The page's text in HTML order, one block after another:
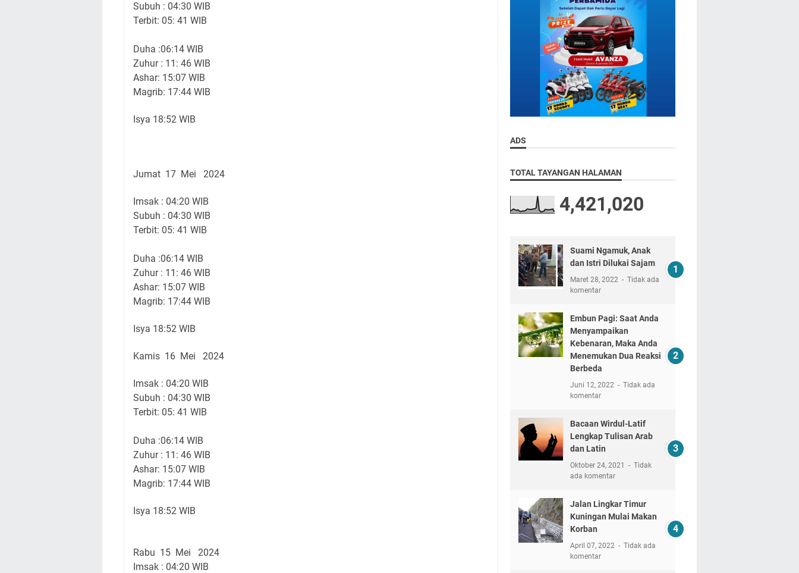
Subuh : 04:30 WIB
Terbit: 05: 41 WIB
Duha :06:14 WIB
Zuhur : 11: 46 WIB
Ashar: 15:07 WIB
Magrib: 17:44 WIB
Isya 18:52 WIB
Jumat 17 Mei 2024
Imsak : 04:20 WIB
Subuh : 04:30 WIB
Terbit: 05: 41 WIB
Duha :06:14 WIB
Zuhur : 11: 46 WIB
Ashar: 15:07 WIB
Magrib: 17:44 WIB
Isya 18:52 WIB
Kamis 16 Mei 2024
Imsak : 04:20 WIB
Subuh : 04:30 WIB
Terbit: 05: 41 WIB
Duha :06:14 WIB
Zuhur : 11: 46 WIB
Ashar: 15:07 WIB
Magrib: 17:44 WIB
Isya 18:52 WIB
Rabu 15 Mei 2024
Imsak : 04:20 WIB
ADS
TOTAL TAYANGAN HALAMAN
4,421,020
Suami Ngamuk, Anak
dan Istri Dilukai Sajam
Maret 28, 2022
Tidak ada
komentar
Embun Pagi: Saat Anda
Menyampaikan
Kebenaran, Maka Anda
Menemukan Dua Reaksi
Berbeda
Juni 12, 2022
Tidak ada
komentar
Bacaan Wirdul-Latif
Lengkap Tulisan Arab
dan Latin
Oktober 24, 2021
Tidak
ada komentar
Jalan Lingkar Timur
Kuningan Mulai Makan
Korban
April 07, 2022
Tidak ada
komentar